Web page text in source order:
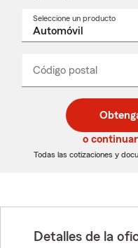
Seleccione un producto
Código postal
de
5
dígitos
de
5
dígitos
_____
o
Todas las cotizaciones y
Detalles de la